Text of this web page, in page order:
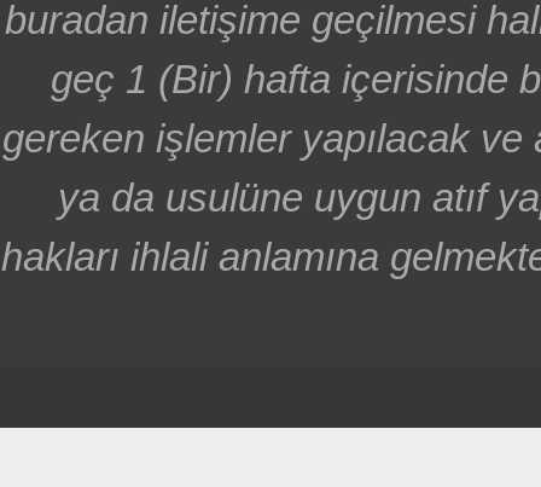
buradan iletişime geçilmesi
geç 1 (Bir) hafta içerisinde
gereken işlemler yapılacak ve
ya da usulüne uygun atıf
hakları ihlali anlamına